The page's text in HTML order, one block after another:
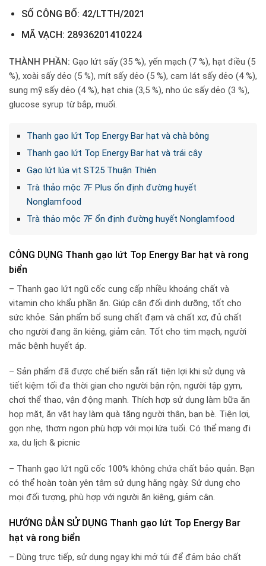
SỐ CÔNG BỐ: 42/LTTH/2021
MÃ VẠCH: 28936201410224
THÀNH PHẦN: Gạo lứt sấy (35 %), yến mạch (7 %), hạt điều (5
%), xoài sấy dẻo (5 %), mít sấy dẻo (5 %), cam lát sấy dẻo (4 %),
sung mỹ sấy dẻo (4 %), hạt chia (3,5 %), nho úc sấy dẻo (3 %),
glucose syrup từ bắp, muối.
Thanh gạo lứt Top Energy Bar hạt và chà bông
Thanh gạo lứt Top Energy Bar hạt và trái cây
Gạo lứt lúa vịt ST25 Thuận Thiên
Trà thảo mộc 7F Plus ổn định đường huyết
Nonglamfood
Trà thảo mộc 7F ổn định đường huyết Nonglamfood
CÔNG DỤNG Thanh gạo lứt Top Energy Bar hạt và rong
biển
– Thanh gạo lứt ngũ cốc cung cấp nhiều khoáng chất và
vitamin cho khẩu phần ăn. Giúp cân đối dinh dưỡng, tốt cho
sức khỏe. Sản phẩm bổ sung chất đạm và chất xơ, đủ chất
cho người đang ăn kiêng, giảm cân. Tốt cho tim mạch, người
mắc bệnh huyết áp.
– Sản phẩm đã được chế biến sẵn rất tiện lợi khi sử dụng và
tiết kiệm tối đa thời gian cho người bận rộn, người tập gym,
chơi thể thao, vận động mạnh. Thích hợp sử dụng làm bữa ăn
họp mặt, ăn vặt hay làm quà tặng người thân, bạn bè. Tiện lợi,
gọn nhẹ, thơm ngon phù hợp với mọi lứa tuổi. Có thể mang đi
xa, du lịch & picnic
– Thanh gạo lứt ngũ cốc 100% không chứa chất bảo quản. Bạn
có thể hoàn toàn yên tâm sử dụng hằng ngày. Sử dụng cho
mọi đối tượng, phù hợp với người ăn kiêng, giảm cân.
HƯỚNG DẪN SỬ DỤNG Thanh gạo lứt Top Energy Bar
hạt và rong biển
– Dùng trực tiếp, sử dụng ngay khi mở túi để đảm bảo chất